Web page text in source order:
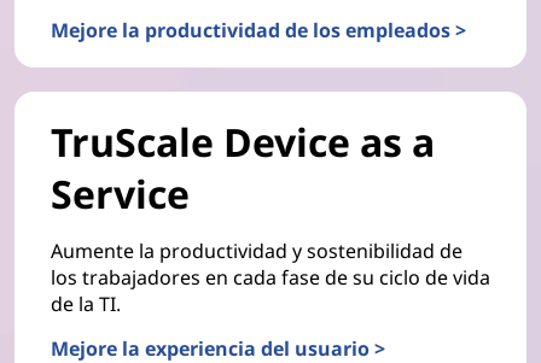
Mejore la productividad de los empleados >
TruScale Device as a
Service
Aumente la productividad y sostenibilidad de
los trabajadores en cada fase de su ciclo de vida
de la TI.
Mejore la experiencia del usuario >